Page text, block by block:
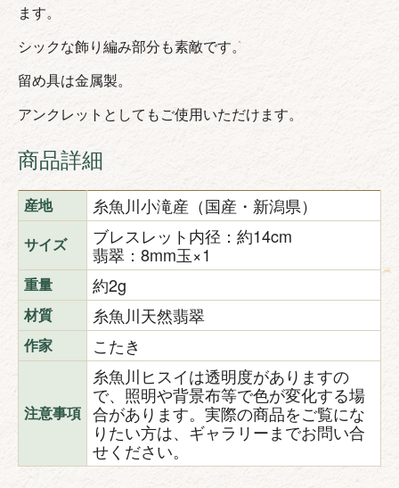
ます。
シックな飾り編み部分も素敵です。
留め具は金属製。
アンクレットとしてもご使用いただけます。
商品詳細
産地 糸魚川小滝産（国産・新潟県）
サイズ
ブレスレット内径：約14cm
翡翠：8mm玉×1
重量 約2g
材質 糸魚川天然翡翠
作家 こたき
注意事項
糸魚川ヒスイは透明度がありますの
で、照明や背景布等で色が変化する場
合があります。実際の商品をご覧にな
りたい方は、ギャラリーまでお問い合
せください。